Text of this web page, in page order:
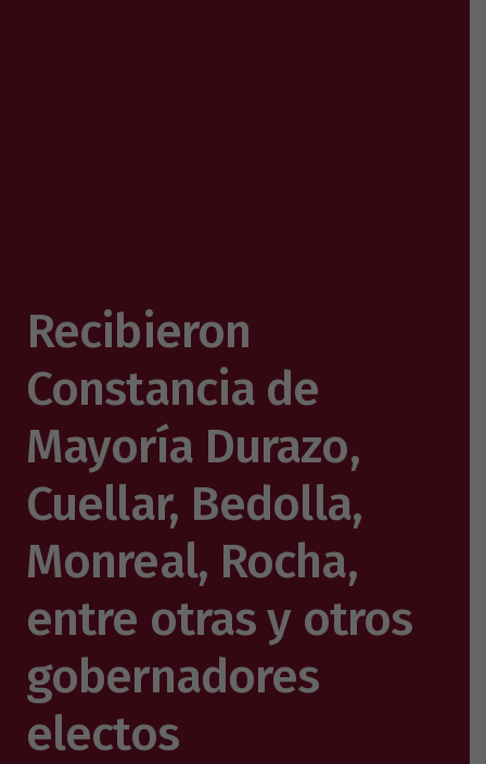
Recibieron
Constancia de
Mayoría Durazo,
Cuellar, Bedolla,
Monreal, Rocha,
entre otras y otros
gobernadores
electos